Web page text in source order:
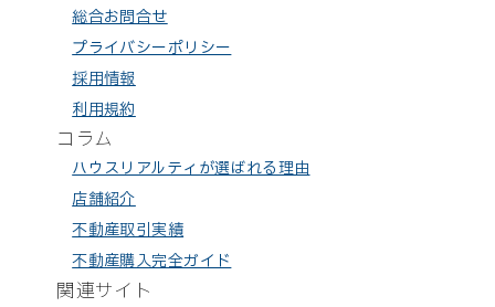
総合お問合せ
プライバシーポリシー
採用情報
利用規約
コラム
ハウスリアルティが選ばれる理由
店舗紹介
不動産取引実績
不動産購入完全ガイド
関連サイト